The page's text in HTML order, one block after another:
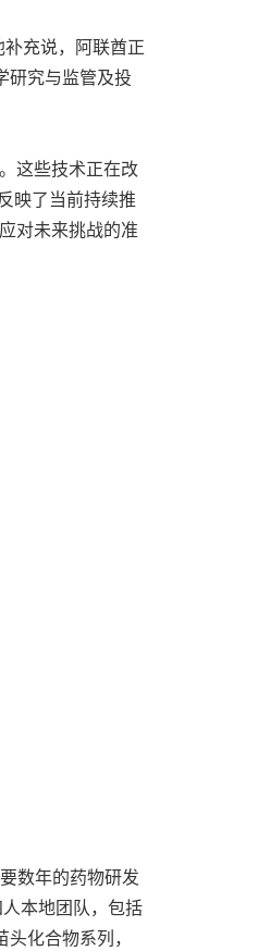
充说，阿联酋正
研究与监管及投
这些技术正在改
映了当前持续推
对未来挑战的准
数年的药物研发
本地团队，包括
化合物系列，